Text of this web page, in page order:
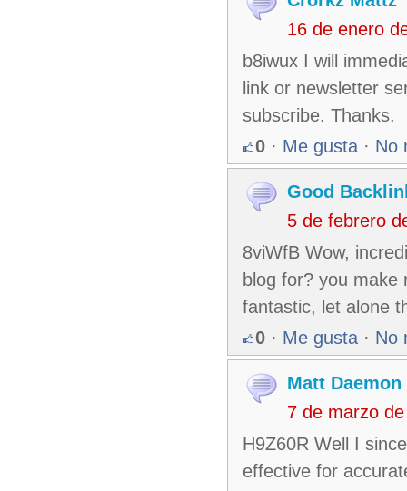
16 de enero
b8iwux I will
link or newsletter
subscribe. Thanks.
0 · Me gusta · No
Good
5 de febrero
8viWfB Wow,
blog for? you make
fantastic, let alone
0 · Me gusta · No
Matt Daemon
7 de marzo
H9Z60R Well I
effective for